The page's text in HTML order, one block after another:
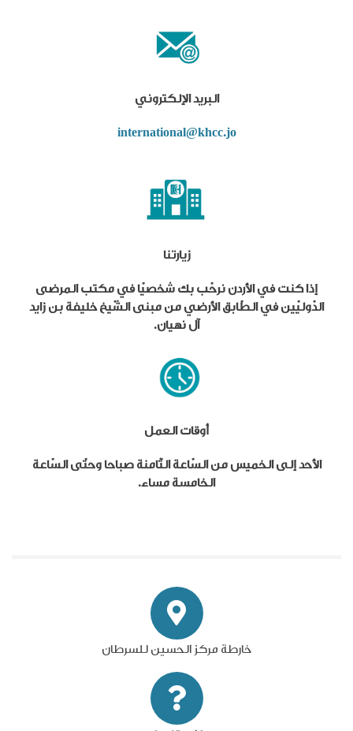
البريد الإلكتروني
international@khcc.jo
زيارتنا
إذا كنت في الأردن نرحّب بك شخصيّا في مكتب المرضى
الدّوليّين في الطّابق الأرضي من مبنى الشّيخ خليفة بن زايد
آل نهيان.
أوقات العمل
الأحد إلى الخميس من السّاعة الثّامنة صباحا وحتّى السّاعة
الخامسة مساء.
خارطة مركز الحسين للسرطان